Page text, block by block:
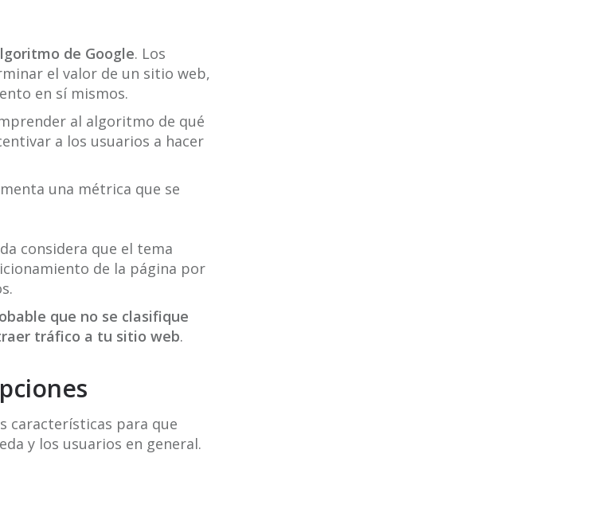
de Google. Los
el valor de un sitio web,
en sí mismos.
al algoritmo de qué
a los usuarios a hacer
una métrica que se
considera que el tema
de la página por
que no se clasifique
tráfico a tu sitio web.
características para que
y los usuarios en general.